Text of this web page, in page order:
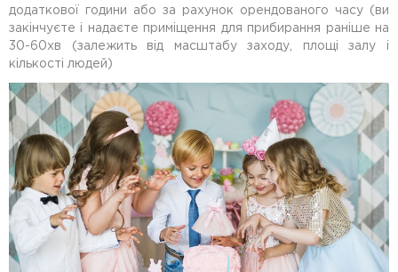
додаткової години або за рахунок орендованого часу (ви
закінчуєте і надаєте приміщення для прибирання раніше на
30-60хв (залежить від масштабу заходу, площі залу і
кількості людей)